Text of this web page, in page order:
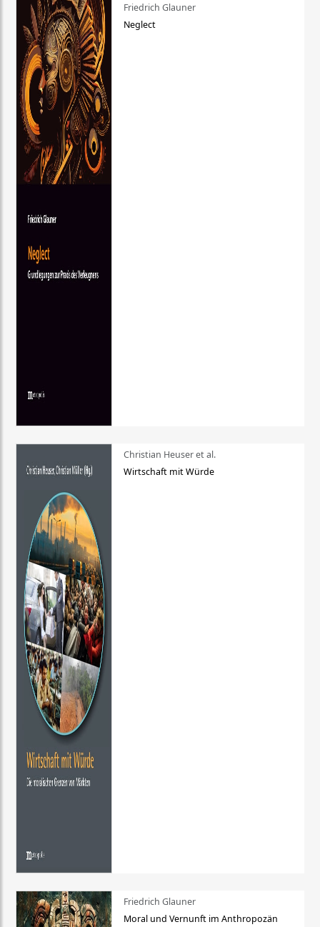
Friedrich Glauner
Neglect
Christian Heuser et al.
Wirtschaft mit Würde
Friedrich Glauner
Moral und Vernunft im Anthropozän